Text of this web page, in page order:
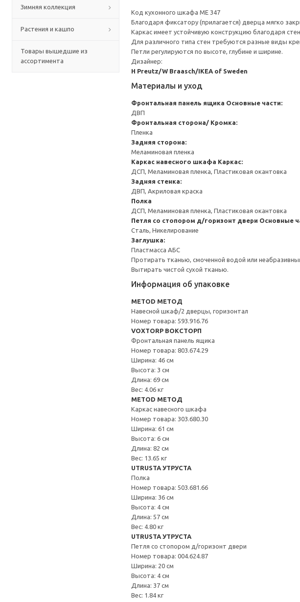
Зимняя коллекция
Растения и кашпо
Товары вышедшие из
ассортимента
Код кухонного шкафа ME 347
Благодаря фиксатору (прилагается) дверца мягко
Каркас имеет устойчивую конструкцию благодаря
Для различного типа стен требуются разные виды
Петли регулируются по высоте, глубине и ширине.
Дизайнер:
H Preutz/W Braasch/IKEA of Sweden
Материалы и уход
Фронтальная панель ящика Основные части:
ДВП
Фронтальная сторона/ Кромка:
Пленка
Задняя сторона:
Меламиновая пленка
Каркас навесного шкафа Каркас:
ДСП, Меламиновая пленка, Пластиковая окантовка
Задняя стенка:
ДВП, Акриловая краска
Полка
ДСП, Меламиновая пленка, Пластиковая окантовка
Петля со стопором д/горизонт двери Основные
Сталь, Никелирование
Заглушка:
Пластмасса АБС
Протирать тканью, смоченной водой или
Вытирать чистой сухой тканью.
Информация об упаковке
METOD МЕТОД
Навесной шкаф/2 дверцы, горизонтал
Номер товара: 593.916.76
VOXTORP ВОКСТОРП
Фронтальная панель ящика
Номер товара: 803.674.29
Ширина: 46 см
Высота: 3 см
Длина: 69 см
Вес: 4.06 кг
METOD МЕТОД
Каркас навесного шкафа
Номер товара: 303.680.30
Ширина: 61 см
Высота: 6 см
Длина: 82 см
Вес: 13.65 кг
UTRUSTA УТРУСТА
Полка
Номер товара: 503.681.66
Ширина: 36 см
Высота: 4 см
Длина: 57 см
Вес: 4.80 кг
UTRUSTA УТРУСТА
Петля со стопором д/горизонт двери
Номер товара: 004.624.87
Ширина: 20 см
Высота: 4 см
Длина: 37 см
Вес: 1.84 кг